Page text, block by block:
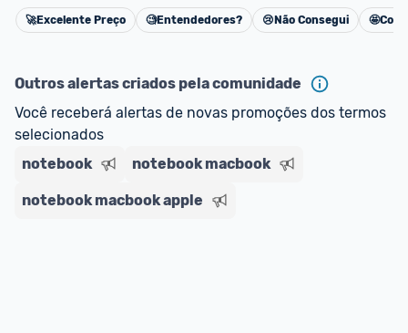
Cancelar
🚀Excelente Preço 🧐Entendedores? 😢 Não Consegui 🤩
Outros alertas criados pela comunidade
Você receberá alertas de novas promoções dos termos
selecionados
notebook
notebook macbook
notebook macbook apple